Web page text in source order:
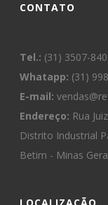
CONTATO
Tel.: (31) 3507-
Whatapp: (31)
E-mail:
Endereço: Rua
Distrito Industrial
Betim - Minas